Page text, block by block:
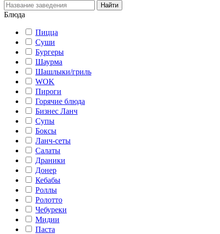
Блюда
Пицца
Суши
Бургеры
Шаурма
Шашлыки/гриль
WOK
Пироги
Горячие блюда
Бизнес Ланч
Супы
Боксы
Ланч-сеты
Салаты
Драники
Донер
Кебабы
Роллы
Ролотто
Чебуреки
Мидии
Паста